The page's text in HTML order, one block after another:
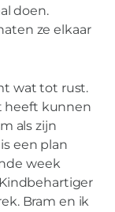
doen.
ze elkaar
wat tot rust.
heeft kunnen
als zijn
een plan
week
Bram en ik